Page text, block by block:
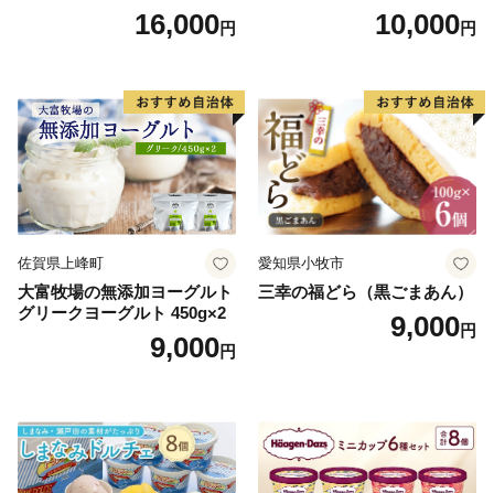
勢丹(松浦食品) 静岡県 吉田町
22424274] 芋ケンピ セット
16,000円
とんモンブラン」 【未来の
ご褒美】スイーツ 栗 モンブ
子 菓子 F4N-2298
10,000円
佐賀県上峰町
大富牧場の無添加ヨーグルト
グリークヨーグルト 450g×2
9,000円
愛知県小牧市
三幸の福どら（黒ごまあん）
9,000円